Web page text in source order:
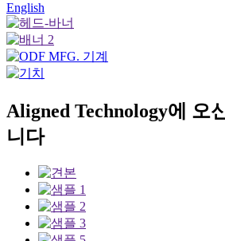
English
Aligned Technology에 오
니다